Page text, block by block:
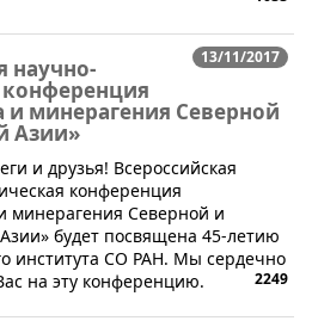
13/11/2017
научно-
конференция
и минерагения Северной
Азии»
и друзья! Всероссийская
конференция
минерагения Северной и
будет посвящена 45-летию
института СО РАН. Мы сердечно
на эту конференцию.
2249